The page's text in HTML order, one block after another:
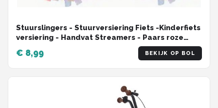
Stuurslingers - Stuurversiering Fiets -Kinderfiets
versiering - Handvat Streamers - Paars roze
€ 8,99 BEKIJK OP BOL